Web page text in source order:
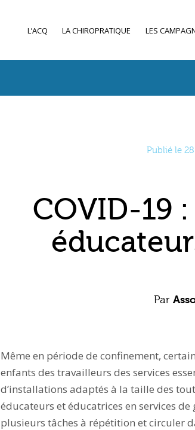
L’ACQ LA CHIROPRATIQUE LES
Publié le
COVID-19
Par
Même en période de confinement,
enfants des travailleurs des services
d’installations adaptés à la taille des
éducateurs et éducatrices en services
plusieurs tâches à répétition et circuler